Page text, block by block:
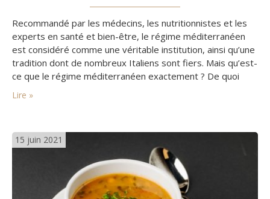
Recommandé par les médecins, les nutritionnistes et les
experts en santé et bien-être, le régime méditerranéen
est considéré comme une véritable institution, ainsi qu’une
tradition dont de nombreux Italiens sont fiers. Mais qu’est-
ce que le régime méditerranéen exactement ? De quoi
santé et pourquoi est-il si réputé dans le monde entier ?…
Lire »
15 juin 2021